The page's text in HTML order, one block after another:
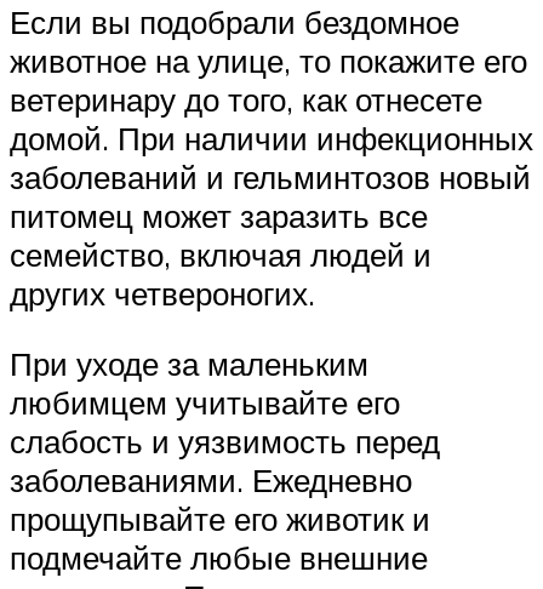
Если вы подобрали бездомное
животное на улице, то покажите его
ветеринару до того, как отнесете
домой. При наличии инфекционных
заболеваний и гельминтозов новый
питомец может заразить все
семейство, включая людей и
других четвероногих.
При уходе за маленьким
любимцем учитывайте его
слабость и уязвимость перед
заболеваниями. Ежедневно
прощупывайте его животик и
подмечайте любые внешние